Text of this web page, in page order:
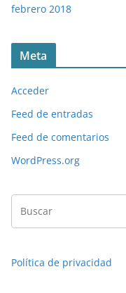
febrero 2018
Meta
Acceder
Feed de entradas
Feed de comentarios
WordPress.org
Política de privacidad